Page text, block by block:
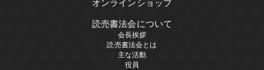
オンラインショップ
読売書法会について
会長挨拶
読売書法会とは
主な活動
役員